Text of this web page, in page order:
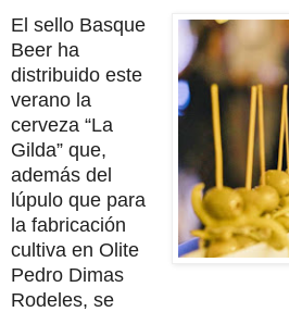
El sello Basque
Beer ha
distribuido este
verano la
cerveza “La
Gilda” que,
además del
lúpulo que para
la fabricación
cultiva en Olite
Pedro Dimas
Rodeles, se